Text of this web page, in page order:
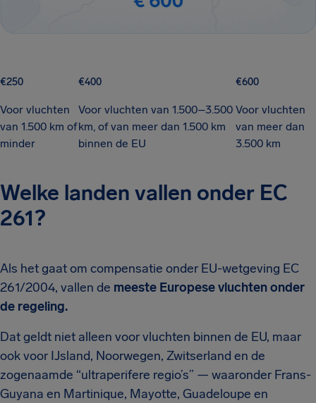
€250 €400 €600
Voor vluchten
van 1.500 km of
minder
Voor vluchten van 1.500–3.500
km, of van meer dan 1.500 km
binnen de EU
Voor vluchten
van meer dan
3.500 km
Welke landen vallen onder EC
261?
Als het gaat om compensatie onder EU-wetgeving EC
261/2004, vallen de meeste Europese vluchten onder
de regeling.
Dat geldt niet alleen voor vluchten binnen de EU, maar
ook voor IJsland, Noorwegen, Zwitserland en de
zogenaamde “ultraperifere regio’s” — waaronder Frans-
Guyana en Martinique, Mayotte, Guadeloupe en